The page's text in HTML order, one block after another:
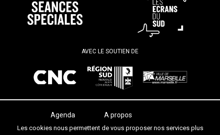
AVEC LE SOUTIEN DE
Agenda
Les salles
A propos
Termes et conditions
Les cookies nous permettent de vous proposer nos services plus